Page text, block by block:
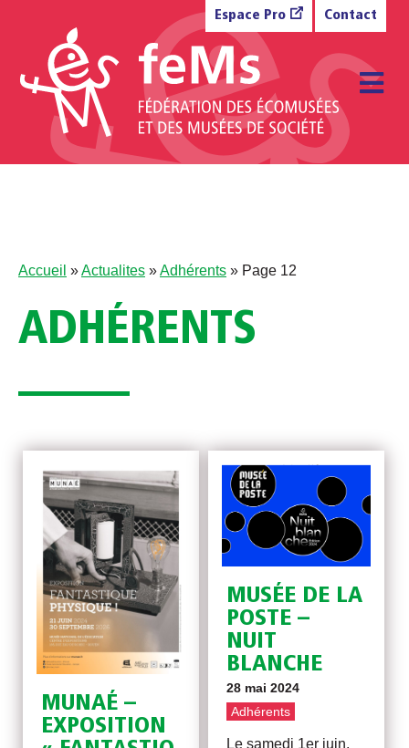
Espace Pro Contact
Accueil »Actualites »Adhérents » Page 12
ADHÉRENTS
MUNAÉ –
EXPOSITION
MUSÉE DE LA
POSTE –
NUIT
BLANCHE
28 mai 2024
Adhérents
Le samedi 1er juin,